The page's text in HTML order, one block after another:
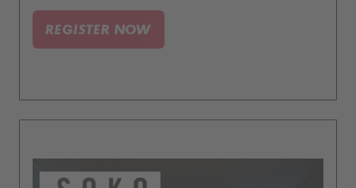
REGISTER NOW